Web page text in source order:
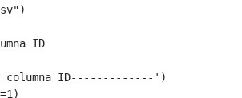
)
ID
columna ID-------------' )
=1 )